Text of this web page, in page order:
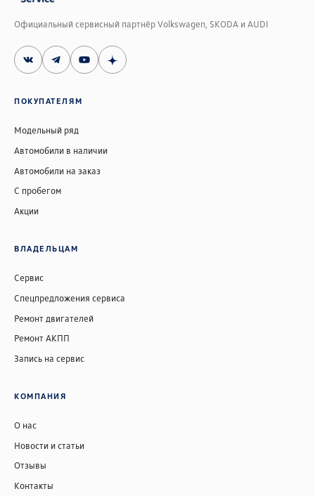
Официальный сервисный партнёр Volkswagen, SKODA и AUDI
ПОКУПАТЕЛЯМ
Модельный ряд
Автомобили в наличии
Автомобили на заказ
С пробегом
Акции
ВЛАДЕЛЬЦАМ
Сервис
Спецпредложения сервиса
Ремонт двигателей
Ремонт АКПП
Запись на сервис
КОМПАНИЯ
О нас
Новости и статьи
Отзывы
Контакты